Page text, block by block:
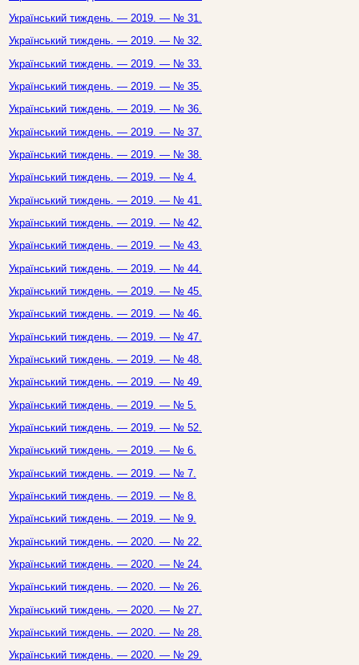
Український тиждень. — 2019. — № 31.
Український тиждень. — 2019. — № 32.
Український тиждень. — 2019. — № 33.
Український тиждень. — 2019. — № 35.
Український тиждень. — 2019. — № 36.
Український тиждень. — 2019. — № 37.
Український тиждень. — 2019. — № 38.
Український тиждень. — 2019. — № 4.
Український тиждень. — 2019. — № 41.
Український тиждень. — 2019. — № 42.
Український тиждень. — 2019. — № 43.
Український тиждень. — 2019. — № 44.
Український тиждень. — 2019. — № 45.
Український тиждень. — 2019. — № 46.
Український тиждень. — 2019. — № 47.
Український тиждень. — 2019. — № 48.
Український тиждень. — 2019. — № 49.
Український тиждень. — 2019. — № 5.
Український тиждень. — 2019. — № 52.
Український тиждень. — 2019. — № 6.
Український тиждень. — 2019. — № 7.
Український тиждень. — 2019. — № 8.
Український тиждень. — 2019. — № 9.
Український тиждень. — 2020. — № 22.
Український тиждень. — 2020. — № 24.
Український тиждень. — 2020. — № 26.
Український тиждень. — 2020. — № 27.
Український тиждень. — 2020. — № 28.
Український тиждень. — 2020. — № 29.